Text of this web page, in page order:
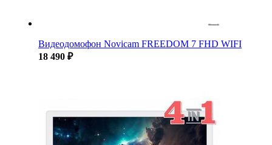
Видеодомофон Novicam FREEDOM 7 FHD WIFI
18 490 ₽